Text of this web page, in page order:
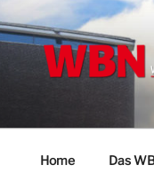
WBN
Home Das